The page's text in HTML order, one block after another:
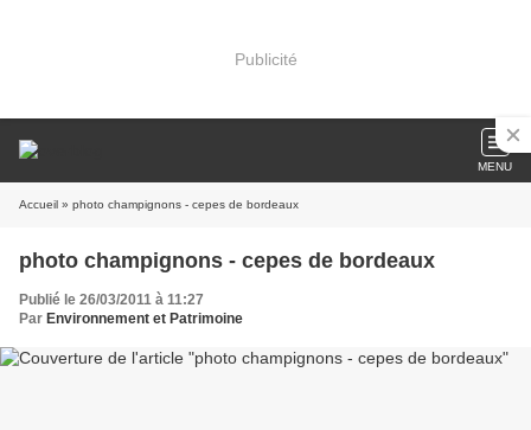
Publicité
MENU
Accueil » photo champignons - cepes de bordeaux
photo champignons - cepes de bordeaux
Publié le 26/03/2011 à 11:27
Par Environnement et Patrimoine